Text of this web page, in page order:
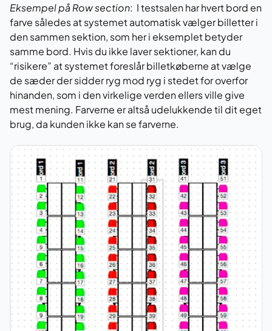
Eksempel på Row section: I testsalen har hvert bord en
farve således at systemet automatisk vælger billetter i
den sammen sektion, som her i eksemplet betyder
samme bord. Hvis du ikke laver sektioner, kan du
“risikere” at systemet foreslår billetkøberne at vælge
de sæder der sidder ryg mod ryg i stedet for overfor
hinanden, som i den virkelige verden ellers ville give
mest mening. Farverne er altså udelukkende til dit eget
brug, da kunden ikke kan se farverne.